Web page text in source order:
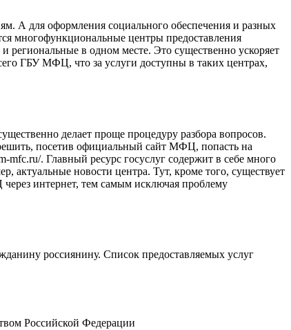
А для оформления социального обеспечения и разных
многофункциональные центры предоставления
региональные в одном месте. Это существенно ускоряет
ГБУ МФЦ, что за услуги доступны в таких центрах,
делает проще процедуру разбора вопросов.
посетив официальный сайт МФЦ, попасть на
mfc.ru/. Главный ресурс госуслуг содержит в себе много
актуальные новости центра. Тут, кроме того, существует
интернет, тем самым исключая проблему
россиянину. Список предоставляемых услуг
Российской Федерации